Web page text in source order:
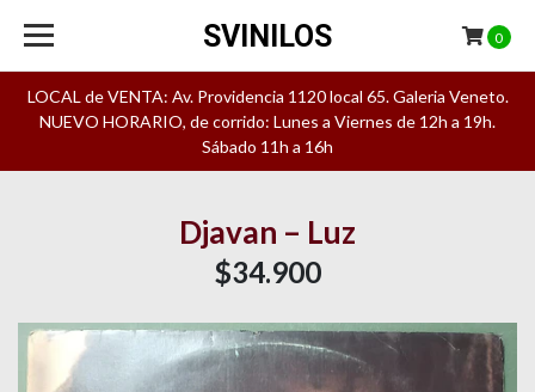
LOCAL de VENTA: Av. Providencia 1120 local 65. Galeria Veneto.
NUEVO HORARIO, de corrido: Lunes a Viernes de 12h a 19h.
Sábado 11h a 16h
SVINILOS 0
Djavan – Luz
$34.900